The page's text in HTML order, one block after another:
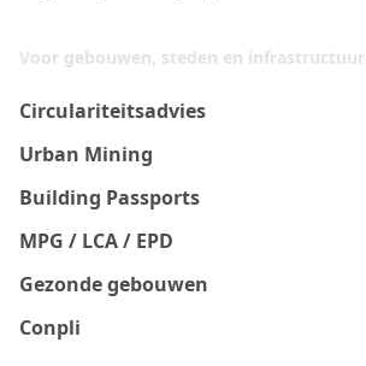
Voor gebouwen, steden en infrastructuur
Circulariteitsadvies
Urban Mining
Building Passports
MPG / LCA / EPD
Gezonde gebouwen
Conpli